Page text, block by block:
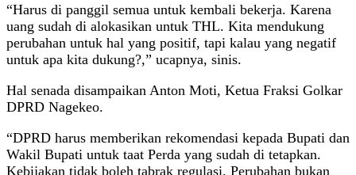
“Harus di panggil semua untuk kembali bekerja. Karena
uang sudah di alokasikan untuk THL. Kita mendukung
perubahan untuk hal yang positif, tapi kalau yang negatif
untuk apa kita dukung?,” ucapnya, sinis.
Hal senada disampaikan Anton Moti, Ketua Fraksi Golkar
DPRD Nagekeo.
“DPRD harus memberikan rekomendasi kepada Bupati dan
Wakil Bupati untuk taat Perda yang sudah di tetapkan.
Kebijakan tidak boleh tabrak regulasi. Perubahan bukan